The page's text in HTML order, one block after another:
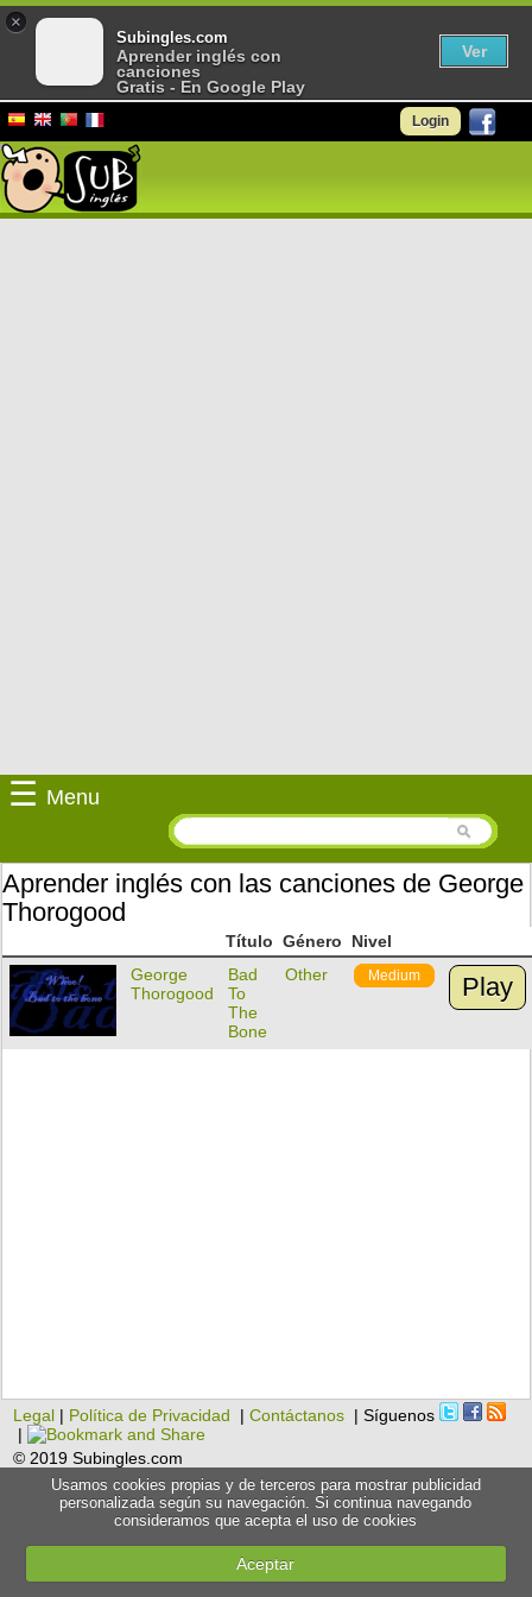
Login
☰ Menu
Aprender inglés con las canciones de George
Thorogood
Título Género
Nivel
George
Thorogood
Bad
To
The
Bone
Other Medium Play
Legal | Política de Privacidad |Contáctanos | Síguenos
|
© 2019 Subingles.com
Usamos cookies propias y de terceros para mostrar publicidad
personalizada según su navegación. Si continua navegando
consideramos que acepta el uso de cookies
Aceptar
×
Subingles.com
Aprender inglés con
canciones
Gratis - En Google Play
Ver